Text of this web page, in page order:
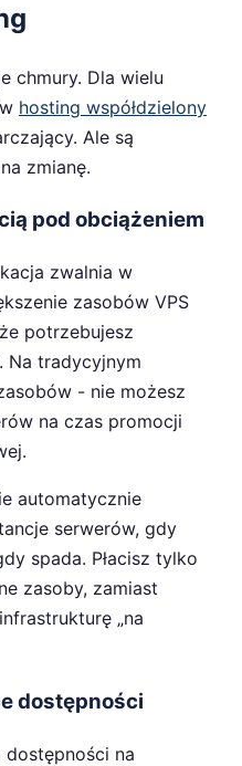
chmury. Dla wielu
hosting współdzielony
Ale są
zmianę.
pod obciążeniem
zwalnia w
zasobów VPS
potrzebujesz
Na tradycyjnym
- nie możesz
na czas promocji
automatycznie
serwerów, gdy
spada. Płacisz tylko
zasoby, zamiast
„na
dostępności
na